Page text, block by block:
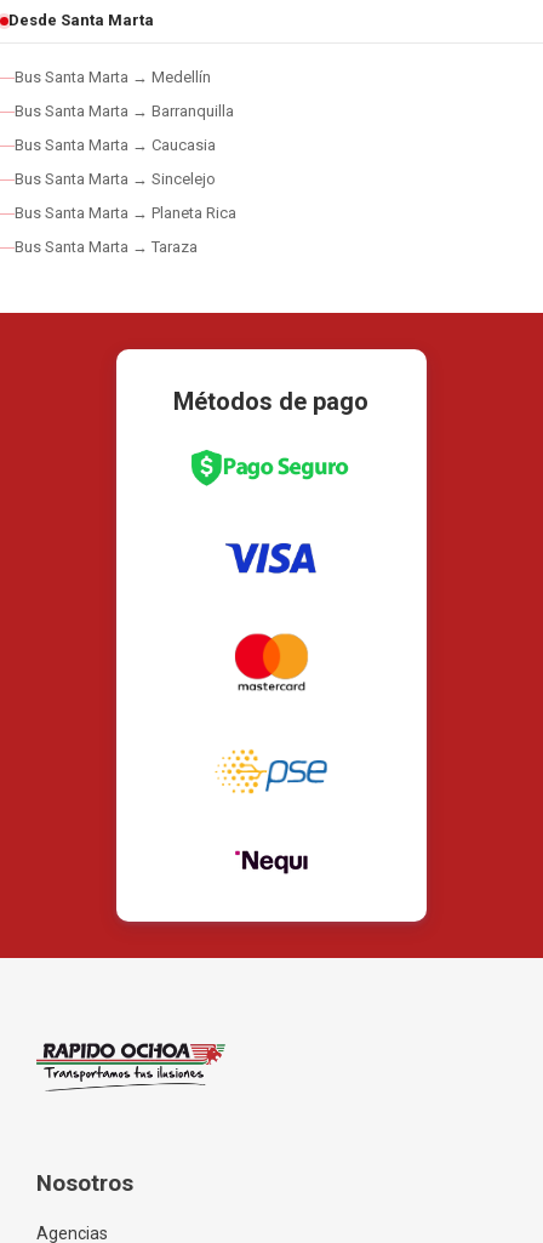
Desde Santa Marta
Bus Santa Marta → Medellín
Bus Santa Marta → Barranquilla
Bus Santa Marta → Caucasia
Bus Santa Marta → Sincelejo
Bus Santa Marta → Planeta Rica
Bus Santa Marta → Taraza
Métodos de pago
Nosotros
Agencias